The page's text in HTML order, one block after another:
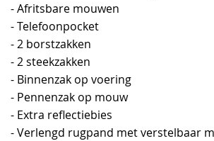
- Afritsbare mouwen
- Telefoonpocket
- 2 borstzakken
- 2 steekzakken
- Binnenzak op voering
- Pennenzak op mouw
- Extra reflectiebies
- Verlengd rugpand met verstelbaar